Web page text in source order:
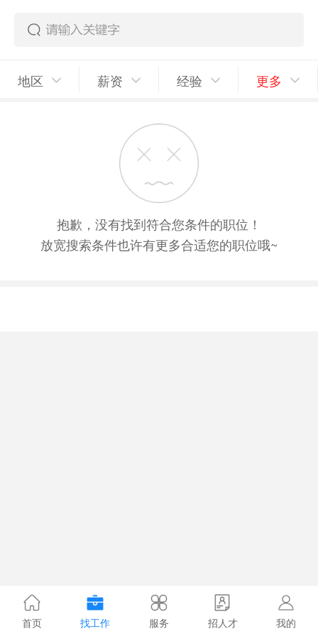
地区 薪资 经验 更多
抱歉，没有找到符合您条件的职位！
放宽搜索条件也许有更多合适您的职位哦~
首页 找工作 服务 招人才 我的